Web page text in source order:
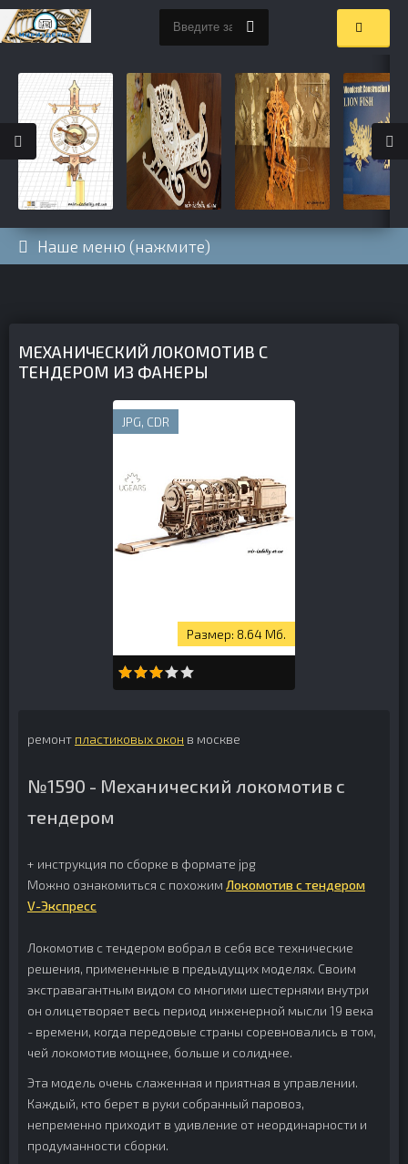
Наше меню (нажмите)
МЕХАНИЧЕСКИЙ ЛОКОМОТИВ С
ТЕНДЕРОМ ИЗ ФАНЕРЫ
JPG, CDR
8.64 Мб.
ремонт пластиковых окон в москве
№1590 - Механический локомотив с
тендером
+ инструкция по сборке в формате jpg
Можно ознакомиться с похожим Локомотив c тендером
V-Экспресс
Локомотив с тендером вобрал в себя все технические
решения, примененные в предыдущих моделях. Своим
экстравагантным видом со многими шестернями внутри
он олицетворяет весь период инженерной мысли 19 века
- времени, когда передовые страны соревновались в том,
чей локомотив мощнее, больше и солиднее.
Эта модель очень слаженная и приятная в управлении.
Каждый, кто берет в руки собранный паровоз,
непременно приходит в удивление от неординарности и
продуманности сборки.